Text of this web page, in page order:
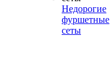
Недорогие
фуршетные
сеты